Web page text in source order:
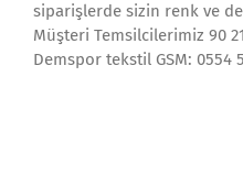
siparişlerde sizin renk ve
Müşteri Temsilcilerimiz 90
Demspor tekstil GSM: 0554